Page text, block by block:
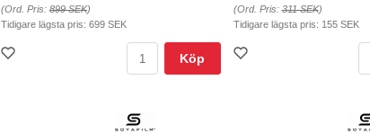
(Ord. Pris: 899 SEK)
Tidigare lägsta pris: 699 SEK
Köp
(Ord. Pris:311 SEK)
Tidigare lägsta pris: 155 SEK